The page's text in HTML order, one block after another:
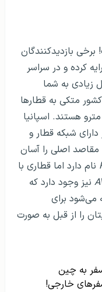
بازدیدکنندگان
کرده و در سراسر
زیادی به شما
متکی به قطارها
هستند. اسپانیا
دارای شبکه قطار و
اصلی را آسان
نام دارد اما قطاری با
نیز وجود دارد که
می‌شود برای
را از قبل به صورت
به چین
خارجی!